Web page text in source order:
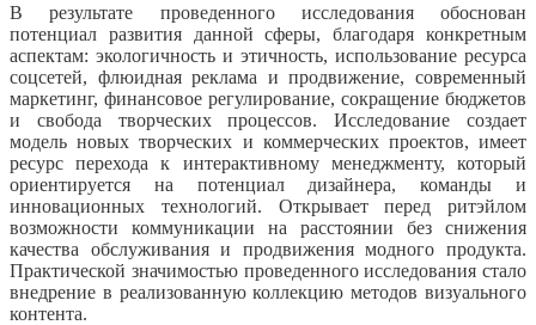
В результате проведенного исследования обоснован
потенциал развития данной сферы, благодаря конкретным
аспектам: экологичность и этичность, использование ресурса
соцсетей, флюидная реклама и продвижение, современный
маркетинг, финансовое регулирование, сокращение бюджетов
и свобода творческих процессов. Исследование создает
модель новых творческих и коммерческих проектов, имеет
ресурс перехода к интерактивному менеджменту, который
ориентируется на потенциал дизайнера, команды и
инновационных технологий. Открывает перед ритэйлом
возможности коммуникации на расстоянии без снижения
качества обслуживания и продвижения модного продукта.
Практической значимостью проведенного исследования стало
внедрение в реализованную коллекцию методов визуального
контента.